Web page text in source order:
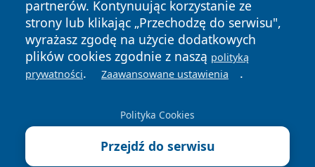
partnerów. Kontynuując korzystanie ze
strony lub klikając „Przechodzę do serwisu",
wyrażasz zgodę na użycie dodatkowych
plików cookies zgodnie z naszą polityką
prywatności. Zaawansowane ustawienia .
Polityka Cookies
Przejdź do serwisu
zastrzeżone.
News Autorzy
Polityka
Prywatności
Polityka
Cookies